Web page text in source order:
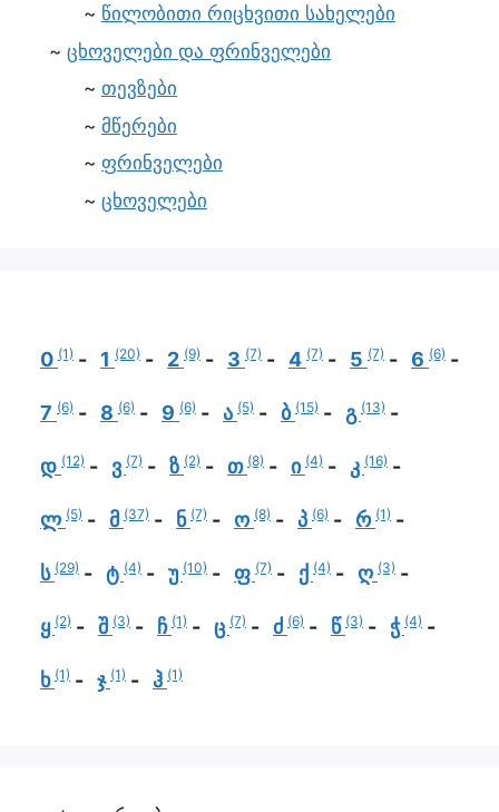
წილობითი რიცხვითი სახელები
ცხოველები და ფრინველები
თევზები
მწერები
ფრინველები
ცხოველები
0 (1) 1 (20) 2 (9) 3 (7) 4 (7) 5 (7) 6 (6)
7 (6) 8 (6) 9 (6) ა (5) ბ (15) გ (13)
დ (12) ვ (7) ზ (2) თ (8) ი (4) კ (16)
ლ (5) მ (37) ნ (7) ო (8) პ (6) რ (1)
ს (29) ტ (4) უ (10) ფ (7) ქ (4) ღ (3)
ყ (2) შ (3) ჩ (1) ც (7) ძ (6) წ (3) ჭ (4)
ხ (1) ჯ (1) ჰ (1)